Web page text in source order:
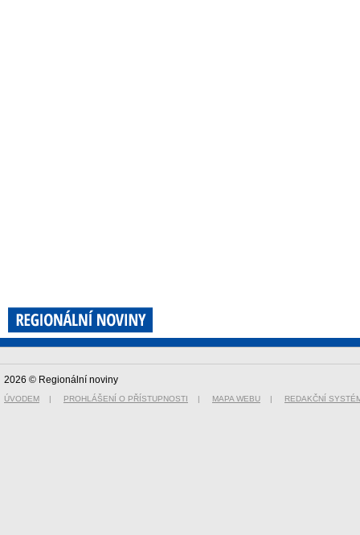
2026 © Regionální noviny
ÚVODEM | PROHLÁŠENÍ O PŘÍSTUPNOSTI | MAPA WEBU | REDAKČNÍ